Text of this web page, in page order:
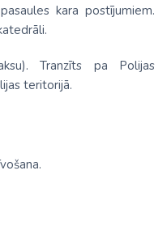
kara postījumiem.
Tranzīts pa Polijas
teritorijā.